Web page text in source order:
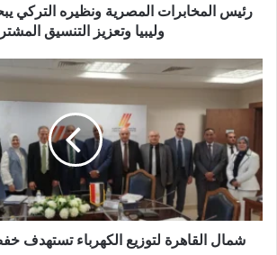
رئيس المخابرات المصرية ونظيره التركي
وليبيا وتعزيز التنسيق
شمال القاهرة لتوزيع الكهرباء تستهدف خفض